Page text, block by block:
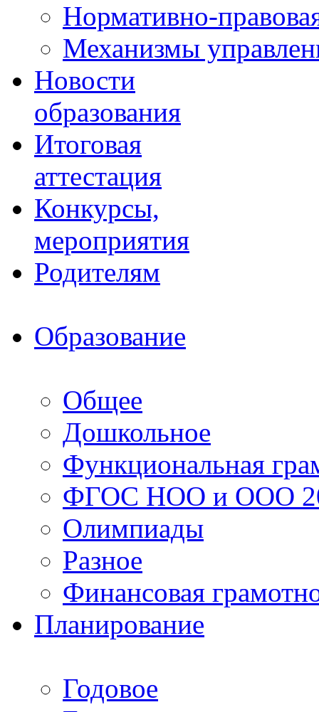
Нормативно-
Механизмы
Новости
образования
Итоговая
аттестация
Конкурсы,
мероприятия
Родителям
Образование
Общее
Дошкольное
Функциональная
ФГОС НОО и ООО
Олимпиады
Разное
Финансовая
Планирование
Годовое